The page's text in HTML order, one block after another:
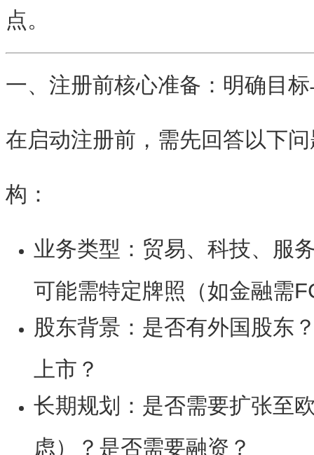
点。
一、注册前核心准备：明确目
在启动注册前，需先回答以下
构：
业务类型 ：贸易、科技、服
可能需特定牌照（如金融需
股东背景 ：是否有外国股东
上市？
长期规划 ：是否需要扩张至
虑）？是否需要融资？